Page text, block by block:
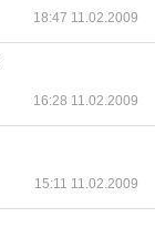
18:47 11.02.2009
16:28 11.02.2009
15:11 11.02.2009